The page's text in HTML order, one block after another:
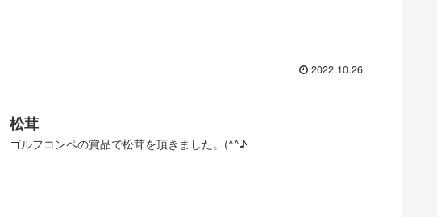
2022.10.26
松茸
ゴルフコンペの賞品で松茸を頂きました。(^^♪